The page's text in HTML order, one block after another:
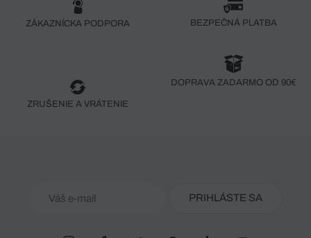
ZÁKAZNÍCKA PODPORA BEZPEČNÁ PLATBA
ZRUŠENIE A VRÁTENIE
DOPRAVA ZADARMO OD 90€
PRIHLÁSTE SA